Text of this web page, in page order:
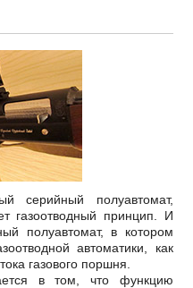
полуавтомат,
газоотводный принцип. И
полуавтомат, в котором
автоматики, как
газового поршня.
в том, что функцию